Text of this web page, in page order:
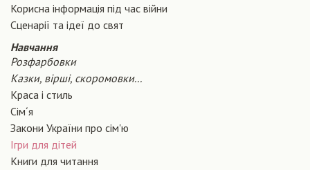
Корисна інформація під час війни
Сценарiї та iдеї до свят
Навчання
Розфарбовки
Казки, вірші, скоромовки...
Краса і стиль
Сiм´я
Закони України про сiм'ю
Ігри для дітей
Книги для читання